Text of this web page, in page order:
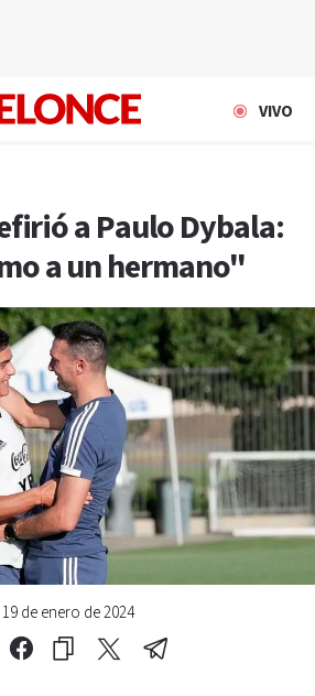
VIVO
a Paulo Dybala:
a un hermano"
19 de enero de 2024